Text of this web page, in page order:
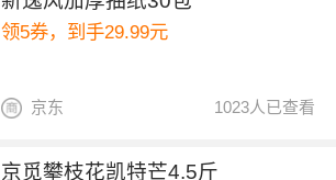
领5券，到手29.99元
1023人已查看
京东
京觅攀枝花凯特芒4.5斤